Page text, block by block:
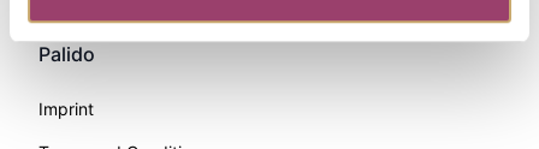
Palido
Imprint